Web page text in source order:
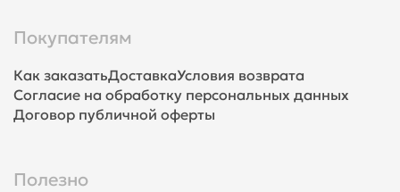
Покупателям
Как заказатьДоставкаУсловия возврата
Согласие на обработку персональных данных
Договор публичной оферты
Полезно